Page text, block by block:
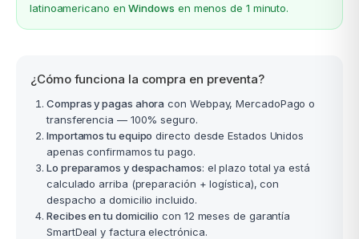
latinoamericano enWindows en menos de 1 minuto.
¿Cómo funciona la compra en preventa?
Compras y pagas ahora con Webpay, MercadoPago o
transferencia — 100% seguro.
Importamos tu equipo directo desde Estados Unidos
apenas confirmamos tu pago.
Lo preparamos y despachamos: el plazo total ya está
calculado arriba (preparación + logística), con
despacho a domicilio incluido.
Recibes en tu domicilio con 12 meses de garantía
SmartDeal y factura electrónica.